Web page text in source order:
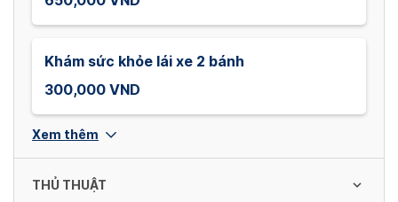
Khám sức khỏe lái xe 2 bánh
300,000 VND
Xem thêm
THỦ THUẬT